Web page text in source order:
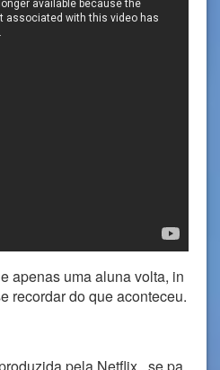
apenas uma aluna volta, in
recordar do que aconteceu.